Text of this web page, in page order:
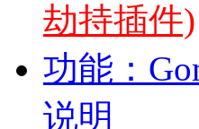
劫持插件)
功能：
说明